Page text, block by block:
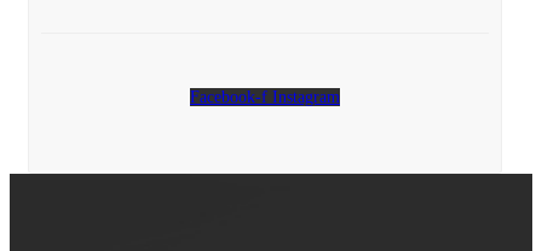
Facebook-f Instagram